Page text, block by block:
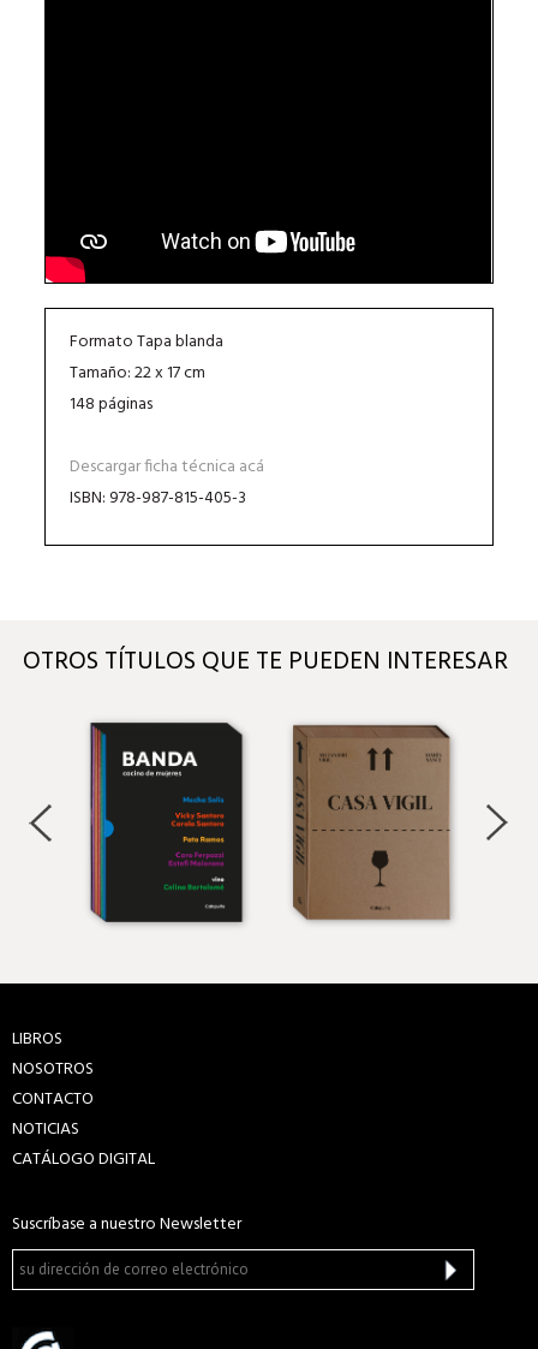
Formato Tapa blanda
Tamaño: 22 x 17 cm
148 páginas
Descargar ficha técnica acá
ISBN: 978-987-815-405-3
OTROS TÍTULOS QUE TE PUEDEN INTERESAR
LIBROS
NOSOTROS
CONTACTO
NOTICIAS
CATÁLOGO DIGITAL
Suscríbase a nuestro Newsletter